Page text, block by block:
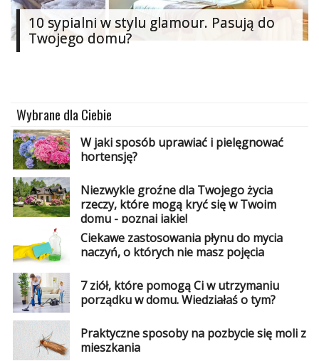
Dodaj
Dodaj
galerię
10 sypialni w stylu glamour. Pasują do
Twojego domu?
Wybrane dla Ciebie
W jaki sposób uprawiać i pielęgnować
hortensję?
Niezwykle groźne dla Twojego życia
rzeczy, które mogą kryć się w Twoim
domu - poznaj jakie!
Ciekawe zastosowania płynu do mycia
naczyń, o których nie masz pojęcia
7 ziół, które pomogą Ci w utrzymaniu
porządku w domu. Wiedziałaś o tym?
Praktyczne sposoby na pozbycie się moli z
mieszkania